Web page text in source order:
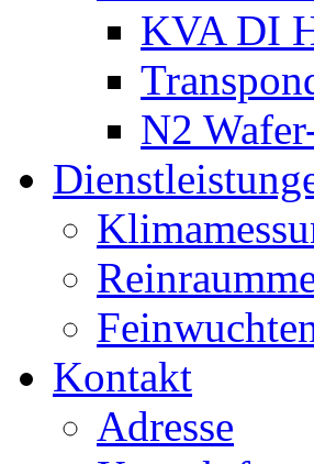
KVA DI
N2
Kontakt
Adresse